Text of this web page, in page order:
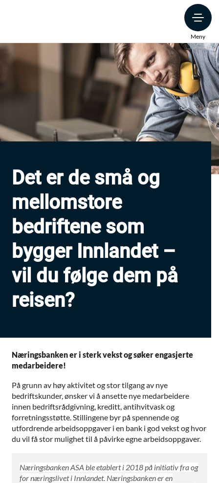
Meny
Det er de små og
mellomstore
bedriftene som
bygger Innlandet –
vil du følge dem på
reisen?
Næringsbanken er i sterk vekst og søker engasjerte
medarbeidere!
På grunn av høy aktivitet og stor tilgang av nye
bedriftskunder, ønsker vi å ansette nye medarbeidere
innen bedriftsrådgivning, kreditt, antihvitvask og
forretningsstøtte. Stillingene byr på spennende og
utfordrende arbeidsoppgaver i en bank i god vekst og hvor
du vil få stor mulighet til å påvirke egne arbeidsoppgaver.
Næringsbanken ASA ble etablert i 2018 på initiativ fra og
for næringslivet i Innlandet. Næringsbanken er en